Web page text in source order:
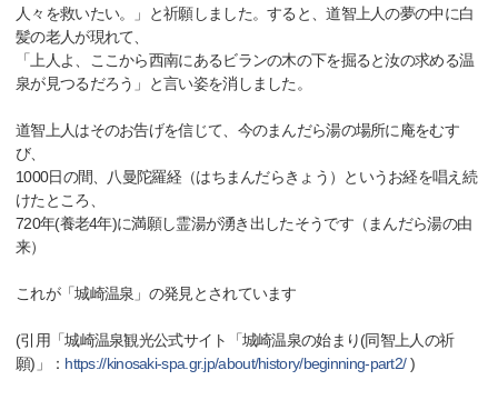
人々を救いたい。」と祈願しました。すると、道智上人の夢の中に白
髪の老人が現れて、
「上人よ、ここから西南にあるビランの木の下を掘ると汝の求める温
泉が見つるだろう」と言い姿を消しました。
道智上人はそのお告げを信じて、今のまんだら湯の場所に庵をむす
び、
1000日の間、八曼陀羅経（はちまんだらきょう）というお経を唱え続
けたところ、
720年(養老4年)に満願し霊湯が湧き出したそうです（まんだら湯の由
来）
これが「城崎温泉」の発見とされています
(引用「城崎温泉観光公式サイト「城崎温泉の始まり(同智上人の祈
願)」： https://kinosaki-spa.gr.jp/about/history/beginning-part2/)